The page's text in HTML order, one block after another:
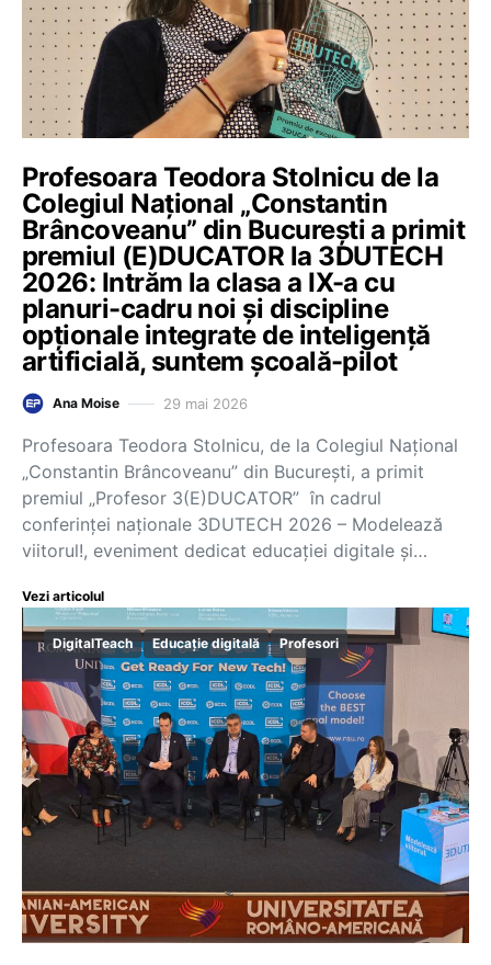
Profesoara Teodora Stolnicu de la
Colegiul Național „Constantin
Brâncoveanu” din București a primit
premiul (E)DUCATOR la 3DUTECH
2026: Intrăm la clasa a IX-a cu
planuri-cadru noi și discipline
opționale integrate de inteligență
artificială, suntem școală-pilot
Ana Moise 29 mai 2026
Profesoara Teodora Stolnicu, de la Colegiul Național
„Constantin Brâncoveanu” din București, a primit
premiul „Profesor 3(E)DUCATOR” în cadrul
conferinței naționale 3DUTECH 2026 – Modelează
viitorul!, eveniment dedicat educației digitale și…
Vezi articolul
DigitalTeach Educație digitală Profesori